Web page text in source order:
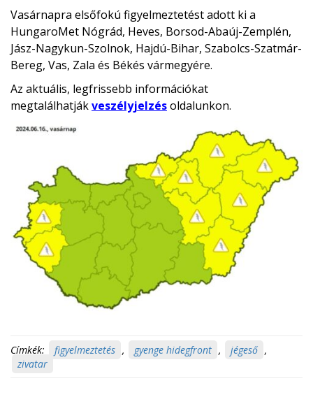
Vasárnapra elsőfokú figyelmeztetést adott ki a
HungaroMet Nógrád, Heves, Borsod-Abaúj-Zemplén,
Jász-Nagykun-Szolnok, Hajdú-Bihar, Szabolcs-Szatmár-
Bereg, Vas, Zala és Békés vármegyére.
Az aktuális, legfrissebb információkat
megtalálhatjákveszélyjelzésoldalunkon.
Címkék: figyelmeztetés , gyenge hidegfront , jégeső ,
zivatar